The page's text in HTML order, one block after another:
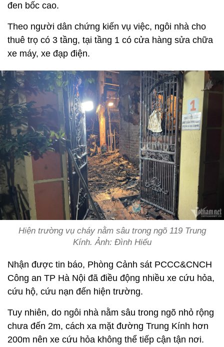
đen bốc cao.
Theo người dân chứng kiến vụ việc, ngôi nhà cho
thuê trọ có 3 tầng, tại tầng 1 có cửa hàng sửa chữa
xe máy, xe đạp điện.
Hiện trường vụ cháy nằm sâu trong ngõ 119 Trung
Kính. Ảnh: Đình Hiếu
Nhận được tin báo, Phòng Cảnh sát PCCC&CNCH
Công an TP Hà Nội đã điều động nhiều xe cứu hỏa,
cứu hộ, cứu nạn đến hiện trường.
Tuy nhiên, do ngôi nhà nằm sâu trong ngõ nhỏ rộng
chưa đến 2m, cách xa mặt đường Trung Kính hơn
200m nên xe cứu hỏa không thể tiếp cận tận nơi.